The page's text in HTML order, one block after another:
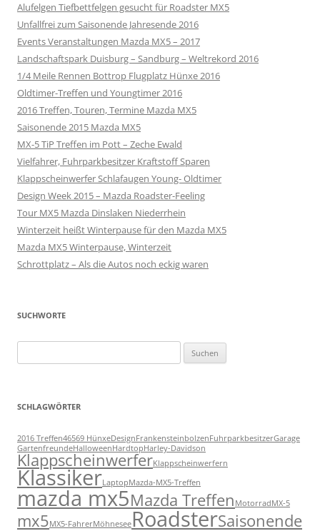
Alufelgen Tiefbettfelgen gesucht für Roadster MX5
Unfallfrei zum Saisonende Jahresende 2016
Events Veranstaltungen Mazda MX5 – 2017
Landschaftspark Duisburg – Sandburg – Weltrekord 2016
1/4 Meile Rennen Bottrop Flugplatz Hünxe 2016
Oldtimer-Treffen und Youngtimer 2016
2016 Treffen, Touren, Termine Mazda MX5
Saisonende 2015 Mazda MX5
MX-5 TiP Treffen im Pott – Zeche Ewald
Vielfahrer, Fuhrparkbesitzer Kraftstoff Sparen
Klappscheinwerfer Schlafaugen Young- Oldtimer
Design Week 2015 – Mazda Roadster-Feeling
Tour MX5 Mazda Dinslaken Niederrhein
Winterzeit heißt Winterpause für den Mazda MX5
Mazda MX5 Winterpause, Winterzeit
Schrottplatz – Als die Autos noch eckig waren
SUCHWORTE
nach:
SCHLAGWÖRTER
2016 Treffen46569 HünxeDesignFrankensteinbolzenFuhrparkbesitzerGarage
GartenfreundeHalloweenHardtopHarley-Davidson
KlappscheinwerferKlappscheinwerfern
KlassikerLaptopMazda-MX5-Treffen
mazda mx5Mazda Treffen MotorradMX-5
mx5MX5-FahrerMöhneseeRoadsterSaisonende